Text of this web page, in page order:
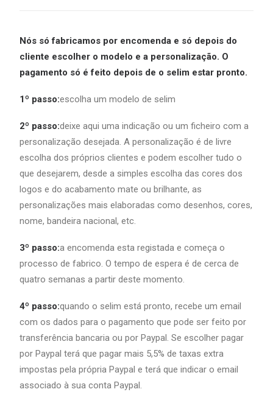
Nós só fabricamos por encomenda e só depois do
cliente escolher o modelo e a personalização. O
pagamento só é feito depois de o selim estar pronto.
1º passo:escolha um modelo de selim
2º passo:deixe aqui uma indicação ou um ficheiro com a
personalização desejada. A personalização é de livre
escolha dos próprios clientes e podem escolher tudo o
que desejarem, desde a simples escolha das cores dos
logos e do acabamento mate ou brilhante, as
personalizações mais elaboradas como desenhos, cores,
nome, bandeira nacional, etc.
3º passo:a encomenda esta registada e começa o
processo de fabrico. O tempo de espera é de cerca de
quatro semanas a partir deste momento.
4º passo:quando o selim está pronto, recebe um email
com os dados para o pagamento que pode ser feito por
transferência bancaria ou por Paypal. Se escolher pagar
por Paypal terá que pagar mais 5,5% de taxas extra
impostas pela própria Paypal e terá que indicar o email
associado à sua conta Paypal.